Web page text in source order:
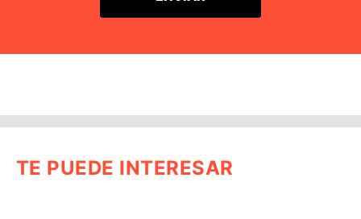
TE PUEDE INTERESAR